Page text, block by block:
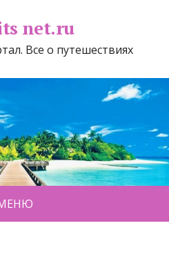
net.ru
Все о путешествиях